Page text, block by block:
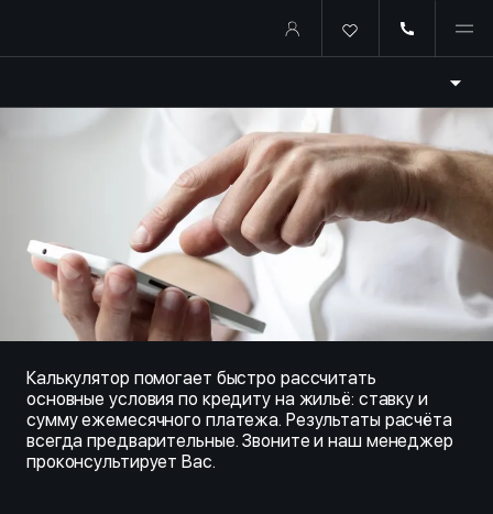
Купить квартиру в ипотеку
Калькулятор помогает быстро рассчитать
основные условия по кредиту на жильё: ставку и
сумму ежемесячного платежа. Результаты расчёта
всегда предварительные. Звоните и наш менеджер
проконсультирует Вас.